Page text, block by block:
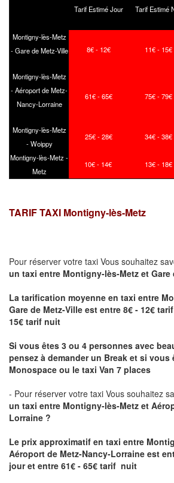
Tarif Estimé Jour
Tarif Estimé
Montigny-lès-Metz
- Gare de Metz-Ville
8€ - 12€ 11€ - 15€
Montigny-lès-Metz
- Aéroport de Metz-
Nancy-Lorraine
61€ - 65€ 75€ - 79€
Montigny-lès-Metz
- Woippy
25€ - 28€ 34€ - 38€
Montigny-lès-Metz -
Metz
10€ - 14€ 13€ - 18€
TARIF TAXI Montigny-lès-Metz
Pour réserver votre taxi Vous souhaitez
un taxi entre Montigny-lès-Metz et
La tarification moyenne en taxi entre
Gare de Metz-Ville est entre 8€ - 12€
15€ tarif nuit
Si vous êtes 3 ou 4 personnes avec
pensez à demander un Break et si vous
Monospace ou le taxi Van 7 places
- Pour réserver votre taxi Vous souhaitez
un taxi entre Montigny-lès-Metz et
Lorraine ?
Le prix approximatif en taxi entre
Aéroport de Metz-Nancy-Lorraine est
jour et entre 61€ - 65€ tarif nuit